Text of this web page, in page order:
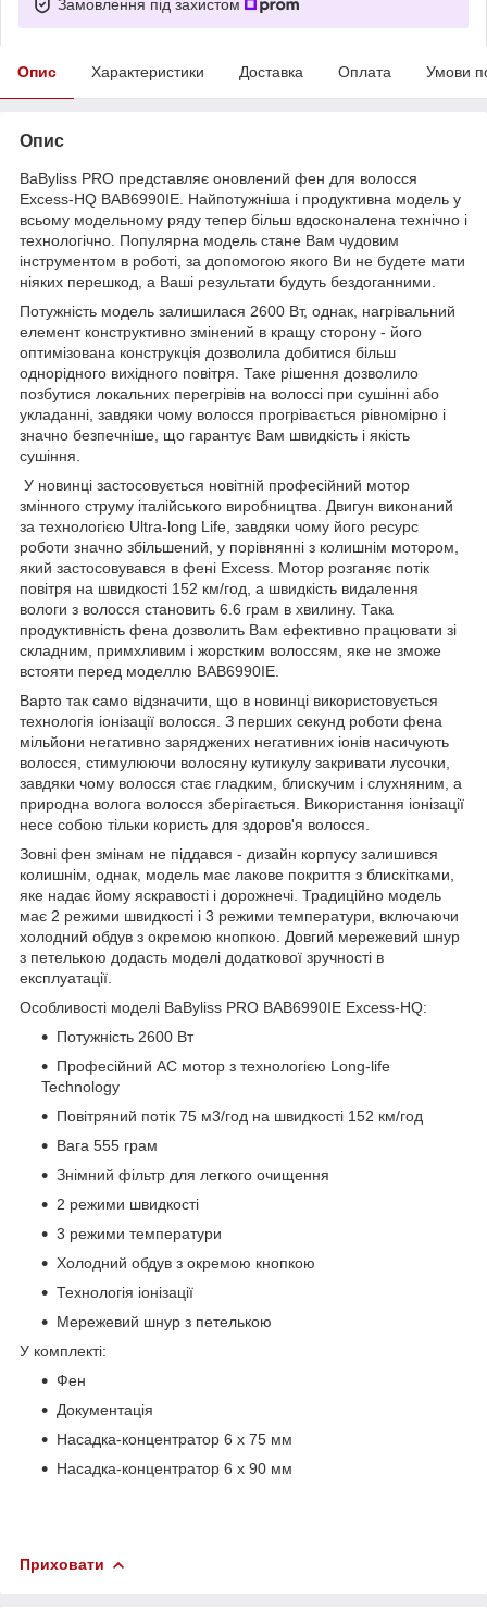
Замовлення під захистом
Опис Характеристики Доставка Оплата Умови
Опис
BaByliss PRO представляє оновлений фен для волосся
Excess-HQ BAB6990IE. Найпотужніша і продуктивна модель у
всьому модельному ряду тепер більш вдосконалена технічно і
технологічно. Популярна модель стане Вам чудовим
інструментом в роботі, за допомогою якого Ви не будете мати
ніяких перешкод, а Ваші результати будуть бездоганними.
Потужність модель залишилася 2600 Вт, однак, нагрівальний
елемент конструктивно змінений в кращу сторону - його
оптимізована конструкція дозволила добитися більш
однорідного вихідного повітря. Таке рішення дозволило
позбутися локальних перегрівів на волоссі при сушінні або
укладанні, завдяки чому волосся прогрівається рівномірно і
значно безпечніше, що гарантує Вам швидкість і якість
сушіння.
У новинці застосовується новітній професійний мотор
змінного струму італійського виробництва. Двигун виконаний
за технологією Ultra-long Life, завдяки чому його ресурс
роботи значно збільшений, у порівнянні з колишнім мотором,
який застосовувався в фені Excess. Мотор розганяє потік
повітря на швидкості 152 км/год, а швидкість видалення
вологи з волосся становить 6.6 грам в хвилину. Така
продуктивність фена дозволить Вам ефективно працювати зі
складним, примхливим і жорстким волоссям, яке не зможе
встояти перед моделлю BAB6990IE.
Варто так само відзначити, що в новинці використовується
технологія іонізації волосся. З перших секунд роботи фена
мільйони негативно заряджених негативних іонів насичують
волосся, стимулюючи волосяну кутикулу закривати лусочки,
завдяки чому волосся стає гладким, блискучим і слухняним, а
природна волога волосся зберігається. Використання іонізації
несе собою тільки користь для здоров'я волосся.
Зовні фен змінам не піддався - дизайн корпусу залишився
колишнім, однак, модель має лакове покриття з блискітками,
яке надає йому яскравості і дорожнечі. Традиційно модель
має 2 режими швидкості і 3 режими температури, включаючи
холодний обдув з окремою кнопкою. Довгий мережевий шнур
з петелькою додасть моделі додаткової зручності в
експлуатації.
Особливості моделі BaByliss PRO BAB6990IE Excess-HQ:
Потужність 2600 Вт
Професійний AC мотор з технологією Long-life
Technology
Повітряний потік 75 м3/год на швидкості 152 км/год
Вага 555 грам
Знімний фільтр для легкого очищення
2 режими швидкості
3 режими температури
Холодний обдув з окремою кнопкою
Технологія іонізації
Мережевий шнур з петелькою
У комплекті:
Фен
Документація
Насадка-концентратор 6 x 75 мм
Насадка-концентратор 6 x 90 мм
Приховати